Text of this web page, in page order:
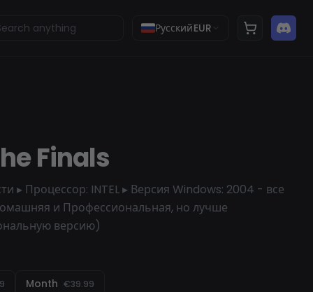
РусскийEUR
Finals
▸ Процессор: INTEL ▸ Версия Windows: 2004 - все
и Профессиональная, но лучше
версию)
Month €39.99